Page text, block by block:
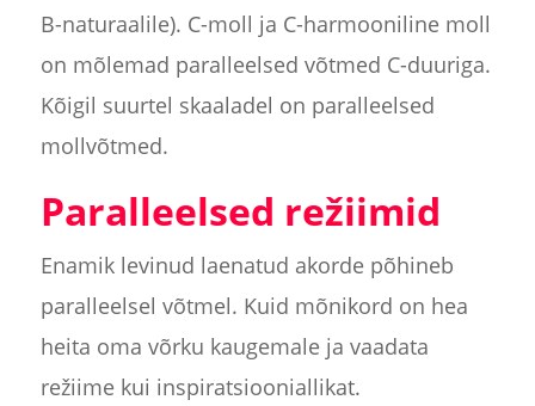
B-naturaalile). C-moll ja C-harmooniline moll
on mõlemad paralleelsed võtmed C-duuriga.
Kõigil suurtel skaaladel on paralleelsed
mollvõtmed.
Paralleelsed režiimid
Enamik levinud laenatud akorde põhineb
paralleelsel võtmel. Kuid mõnikord on hea
heita oma võrku kaugemale ja vaadata
režiime kui inspiratsiooniallikat.